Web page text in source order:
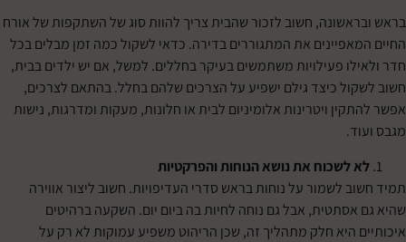
חשוב לזכור שהבית צריך להוות סוג של השתקפות של אורח
את המתגוררים בדירה. כדאי לשקול כמה זמן מבלים בכל
פעילויות משתמשים בעיקר בחללים. למשל, אם יש ילדים בבית,
כיצד גילם ישפיע על הצרכים שלהם בחלל. בהתאם לצרכים,
ויטרינות אלומיניום לבית או חלונות, מעקות ומדרגות, נישות
לשכוח את נושא הנוחות והפרקטיות
לשמור על נוחות בראש סדרי העדיפויות. חשוב ליצור אווירה
אבל גם נוחה לחיות בה ביום יום. השקעה ברהיטים
היא חלק מתהליך זה, שכן הריהוט משפיע עמוקות לא רק על